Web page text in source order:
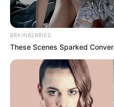
BRAINBERRIES
These Scenes Sparked